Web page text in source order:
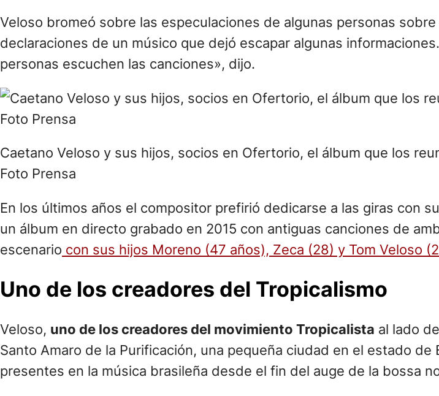
Veloso bromeó sobre las especulaciones de algunas personas
declaraciones de un músico que dejó escapar algunas
personas escuchen las canciones», dijo.
Caetano Veloso y sus hijos, socios en Ofertorio, el álbum que los
Foto Prensa
En los últimos años el compositor prefirió dedicarse a las giras con
un álbum en directo grabado en 2015 con antiguas canciones de
escenario con sus hijos Moreno (47 años), Zeca (28) y Tom Veloso
Uno de los creadores del Tropicalismo
Veloso, uno de los creadores del movimiento Tropicalista al lado
Santo Amaro de la Purificación, una pequeña ciudad en el estado
presentes en la música brasileña desde el fin del auge de la bossa